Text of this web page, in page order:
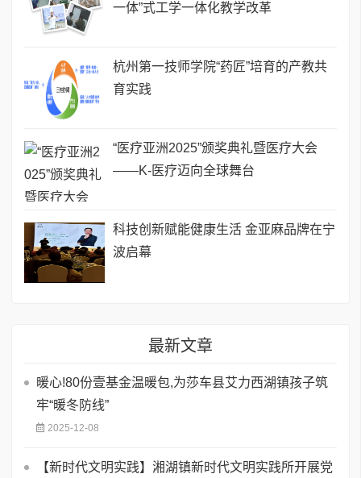
一体”式工学一体化教学改革
杭州第一技师学院“药匠”培育的产教共
育实践
“医疗亚洲2025”颁奖典礼暨医疗大会
——K-医疗迈向全球舞台
科技创新赋能健康生活 金亚麻品牌在宁
波启幕
最新文章
暖心!80份壹基金温暖包,为莎车县艾力西湖镇孩子筑
牢“暖冬防线”
2025-12-08
【新时代文明实践】湘湖镇新时代文明实践所开展党